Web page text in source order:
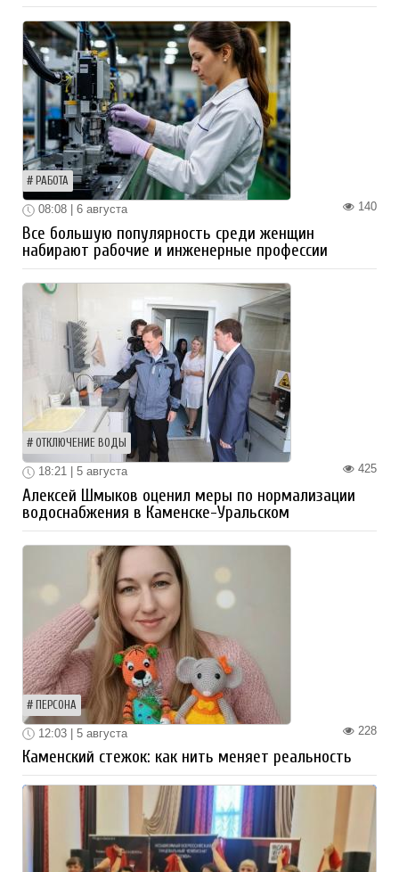
РАБОТА
140
08:08 | 6 августа
Все большую популярность среди женщин
набирают рабочие и инженерные профессии
ОТКЛЮЧЕНИЕ ВОДЫ
425
18:21 | 5 августа
Алексей Шмыков оценил меры по нормализации
водоснабжения в Каменске-Уральском
ПЕРСОНА
228
12:03 | 5 августа
Каменский стежок: как нить меняет реальность